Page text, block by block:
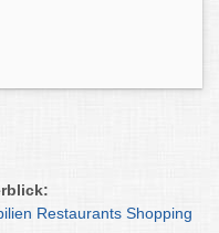
Restaurants Shopping